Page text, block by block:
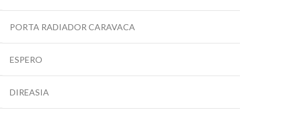
PORTA RADIADOR CARAVACA
ESPERO
DIREASIA